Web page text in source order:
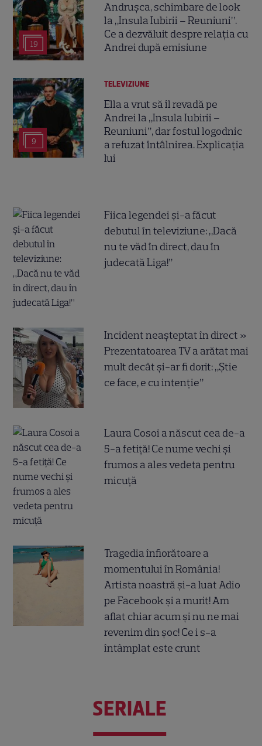
19
Andrușca, schimbare de look
la „Insula Iubirii – Reuniuni”.
Ce a dezvăluit despre relația cu
Andrei după emisiune
9
TELEVIZIUNE
Ella a vrut să îl revadă pe
Andrei la „Insula Iubirii –
Reuniuni”, dar fostul logodnic
a refuzat întâlnirea. Explicația
lui
Fiica legendei și-a făcut
debutul în televiziune: „Dacă
nu te văd în direct, dau în
judecată Liga!”
Incident neașteptat în direct »
Prezentatoarea TV a arătat mai
mult decât și-ar fi dorit: „Știe
ce face, e cu intenție”
Laura Cosoi a născut cea de-a
5-a fetiță! Ce nume vechi și
frumos a ales vedeta pentru
micuță
Tragedia înfiorătoare a
momentului în România!
Artista noastră și-a luat Adio
pe Facebook și a murit! Am
aflat chiar acum și nu ne mai
revenim din șoc! Ce i s-a
întâmplat este crunt
SERIALE